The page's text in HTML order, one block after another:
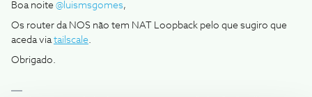
Boa noite ​ @luismsgomes,
Os router da NOS não tem NAT Loopback pelo que sugiro que
aceda viatailscale.
Obrigado.